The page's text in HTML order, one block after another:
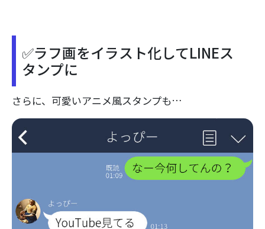
✅ラフ画をイラスト化してLINEス
タンプに
さらに、可愛いアニメ風スタンプも…